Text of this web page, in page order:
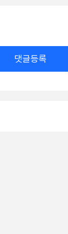
댓글등록